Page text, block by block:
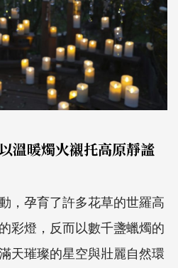
溫暖燭火襯托高原靜謐
，孕育了許多花草的世羅高
彩燈，反而以數千盞蠟燭的
天璀璨的星空與壯麗自然環